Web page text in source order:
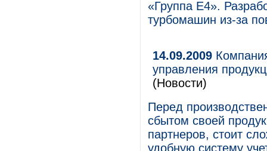
«Группа Е4».
турбомашин из-за
14.09.2009
управления
(Новости)
Перед
сбытом своей
партнеров, стоит
удобную систему